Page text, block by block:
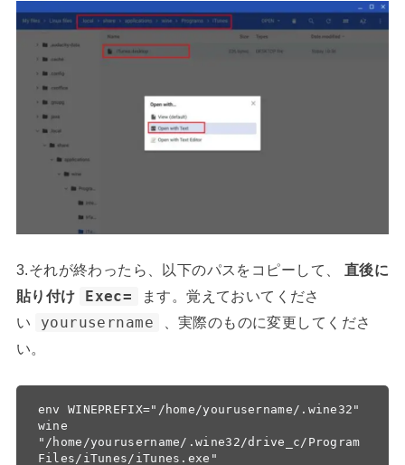
3.それが終わったら、以下のパスをコピーして、 直後に
貼り付け
Exec=
ます。覚えておいてくださ
い
yourusername
、実際のものに変更してくださ
い。
env WINEPREFIX="/home/yourusername/.wine32"
wine
"/home/yourusername/.wine32/drive_c/Program
Files/iTunes/iTunes.exe"